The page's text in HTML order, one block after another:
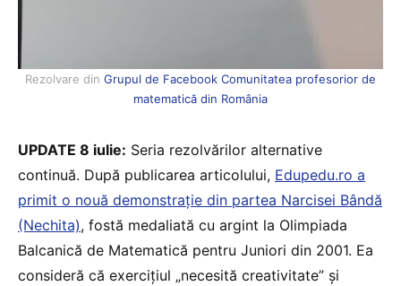
Rezolvare din Grupul de Facebook Comunitatea profesorior de
matematică din România
UPDATE 8 iulie: Seria rezolvărilor alternative
continuă. După publicarea articolului, Edupedu.ro a
primit o nouă demonstrație din partea Narcisei Bândă
(Nechita), fostă medaliată cu argint la Olimpiada
Balcanică de Matematică pentru Juniori din 2001. Ea
consideră că exercițiul „necesită creativitate” și